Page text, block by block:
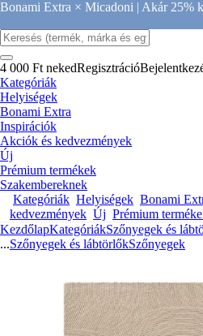
Bonami Extra × Micadoni | Akár 25%
4 000 Ft nekedRegisztráció
Kategóriák
Helyiségek
Bonami Extra
Inspirációk
Akciók és kedvezmények
Új
Prémium termékek
Szakembereknek
Kategóriák Helyiségek Bonami
kedvezmények Új Prémium
KezdőlapKategóriákSzőnyegek és
...Szőnyegek és lábtörlőkSzőnyegek